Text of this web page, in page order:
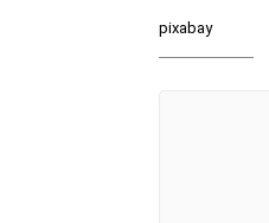
pixabay